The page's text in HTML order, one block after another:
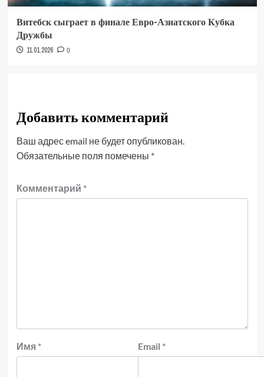
Витебск сыграет в финале Евро-Азиатского Кубка
Дружбы
11.01.2026 0
Добавить комментарий
Ваш адрес email не будет опубликован.
Обязательные поля помечены *
Комментарий *
Имя * Email *